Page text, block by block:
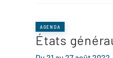
AGENDA
États